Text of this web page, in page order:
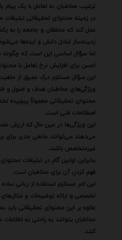
ترغیب مخاطبان به تعامل با یک پیام
در زمینه محتوای تحقیقاتی تبلیغات
عمل کند که محققان و جامعه را به
زمینه‌ساز تبادل دانش و ایده‌ها
اما سؤال اساسی این است که چگونه
احسن برای افزایش نرخ تعامل با
این سؤال مستلزم درک عمیق از
ویژگی‌های مخاطبان هدف و اصول و
محتوای تحقیقاتی معمولاً پیچیده
اصطلاحات فنی است.
این ویژگی‌ها در عین حال که ارزش
می‌دهند می‌توانند مانعی جدی برای
غیرمتخصص باشند.
بنابراین اولین گام در تبلیغات
فهم کردن آن برای مخاطبان است.
این امر مستلزم استفاده از زبانی
تخصصی و ارائه توضیحات و
علاوه بر این محتوای تحقیقاتی باید
مخاطبان بتوانند به راحتی به
کنند.